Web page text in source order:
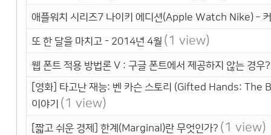
애플워치 시리즈7 나이키 에디션(Apple Watch Nike) –
또 한 달을 마치고 - 2014년 4월 (1 view)
웹 폰트 적용 방법론 V : 구글 폰트에서 제공하지 않는 경
[영화] 타고난 재능: 벤 카슨 스토리 (Gifted Hands: The
이야기 (1 view)
[짧고 쉬운 경제] 한계(Marginal)란 무엇인가? (1 view)